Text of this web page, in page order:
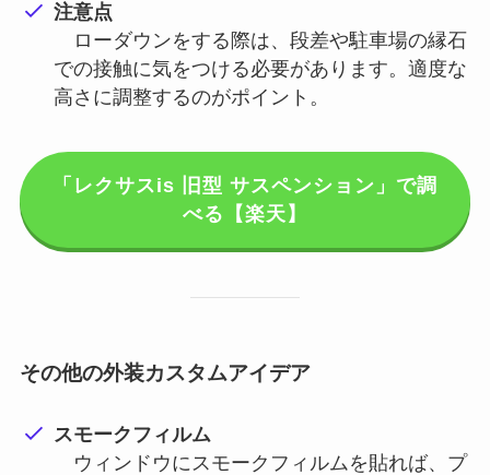
注意点
ローダウンをする際は、段差や駐車場の縁石
での接触に気をつける必要があります。適度な
高さに調整するのがポイント。
「レクサスis 旧型 サスペンション」で調
べる【楽天】
その他の外装カスタムアイデア
スモークフィルム
ウィンドウにスモークフィルムを貼れば、プ